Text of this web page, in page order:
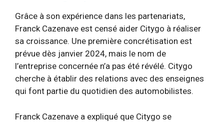
Grâce à son expérience dans les partenariats,
Franck Cazenave est censé aider Citygo à réaliser
sa croissance. Une première concrétisation est
prévue dès janvier 2024, mais le nom de
l’entreprise concernée n’a pas été révélé. Citygo
cherche à établir des relations avec des enseignes
qui font partie du quotidien des automobilistes.
Franck Cazenave a expliqué que Citygo se